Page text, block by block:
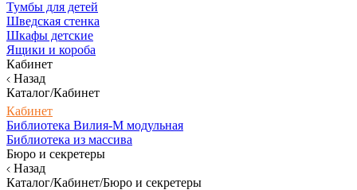
Тумбы для детей
Шведская стенка
Шкафы детские
Ящики и короба
Кабинет
Назад
Каталог/Кабинет
Кабинет
Библиотека Вилия-М модульная
Библиотека из массива
Бюро и секретеры
Назад
Каталог/Кабинет/Бюро и секретеры